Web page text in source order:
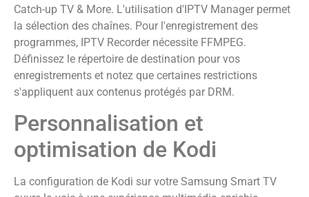
Catch-up TV & More. L'utilisation d'IPTV Manager permet
la sélection des chaînes. Pour l'enregistrement des
programmes, IPTV Recorder nécessite FFMPEG.
Définissez le répertoire de destination pour vos
enregistrements et notez que certaines restrictions
s'appliquent aux contenus protégés par DRM.
Personnalisation et
optimisation de Kodi
La configuration de Kodi sur votre Samsung Smart TV